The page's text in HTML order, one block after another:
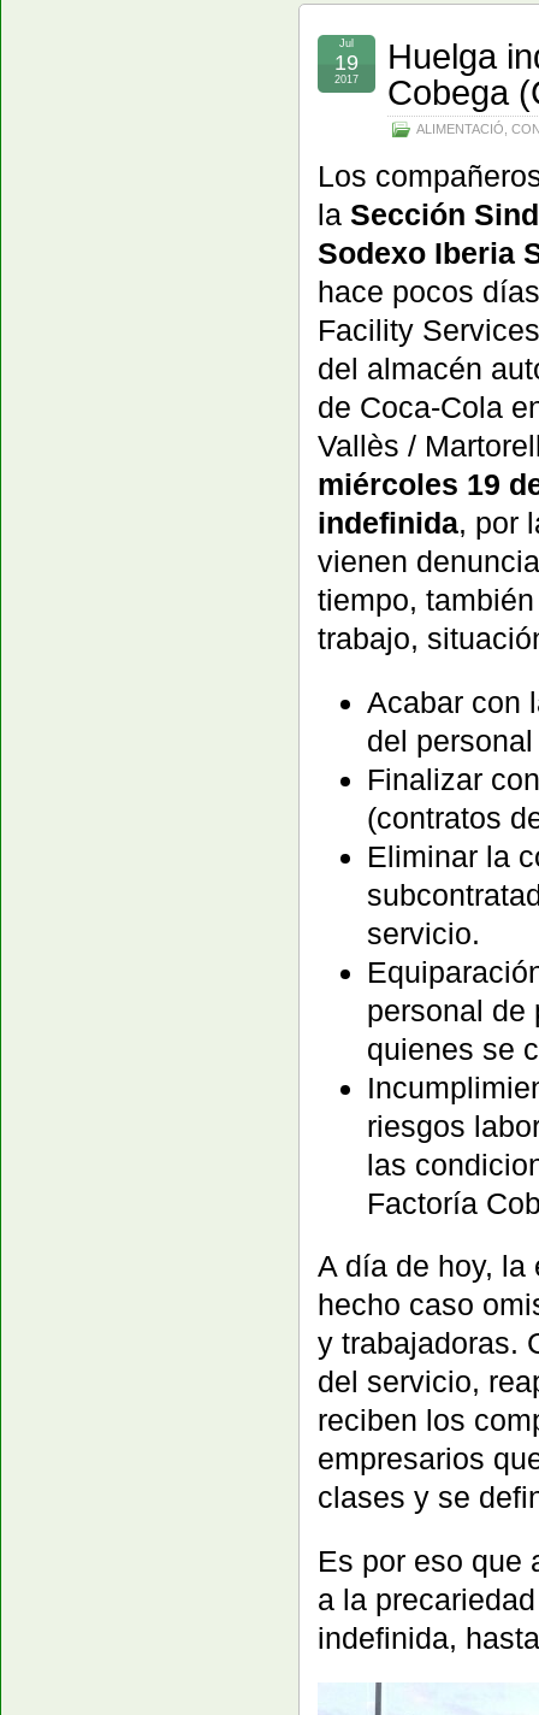
Huelga
Cobega
ALIMENTACIÓ
Jul
19
2017
Los
la Sección
Sodexo Iberia
hace pocos
Facility
del almacén
de Coca-Cola
Vallès /
miércoles 19
indefinida, por
vienen
tiempo,
trabajo,
Acabar con
del
Finalizar
(contratos
Eliminar la
servicio.
personal de
quienes se
riesgos
las
Factoría
A día de hoy, la
hecho caso
y trabajadoras.
del servicio,
reciben los
empresarios
clases y se
Es por eso que
a la
indefinida,